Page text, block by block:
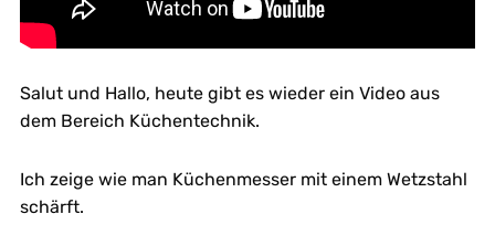
Salut und Hallo, heute gibt es wieder ein Video aus
dem Bereich Küchentechnik.
Ich zeige wie man Küchenmesser mit einem Wetzstahl
schärft.